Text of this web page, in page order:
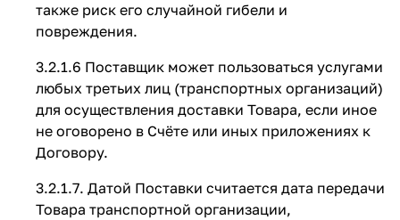
также риск его случайной гибели и
повреждения.
3.2.1.6 Поставщик может пользоваться услугами
любых третьих лиц (транспортных организаций)
для осуществления доставки Товара, если иное
не оговорено в Счёте или иных приложениях к
Договору.
3.2.1.7. Датой Поставки считается дата передачи
Товара транспортной организации,